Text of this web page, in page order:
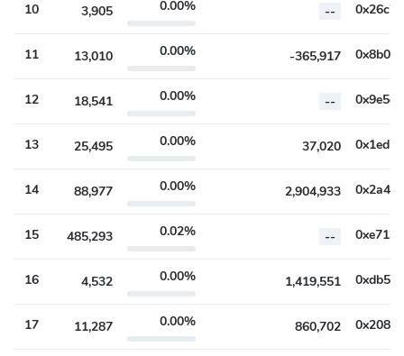
10 3,905 0.00% --
11 13,010 0.00% -365,917
12 18,541 0.00% --
13 25,495 0.00% 37,020
14 88,977 0.00% 2,904,933
15 485,293 0.02% --
16 4,532 0.00% 1,419,551
17 11,287 0.00% 860,702